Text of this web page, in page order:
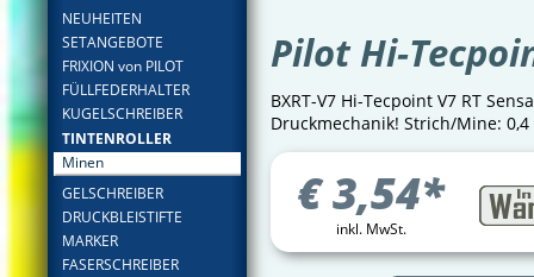
NEUHEITEN
SETANGEBOTE
FRIXION von PILOT
FÜLLFEDERHALTER
KUGELSCHREIBER
TINTENROLLER
Minen
GELSCHREIBER
DRUCKBLEISTIFTE
MARKER
FASERSCHREIBER
FILTER
Pilot Hi-
BXRT-V7 Hi-Tecpoint V7 RT
Druckmechanik! Strich/Mine: 0,4
€3,54*
inkl. MwSt.